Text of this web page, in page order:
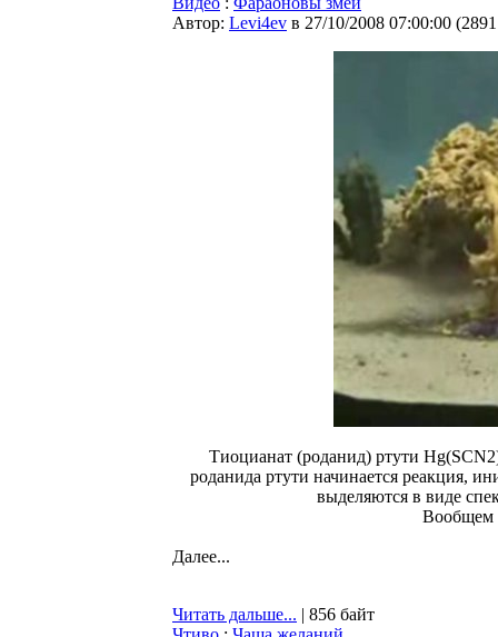
Автор: Levi4ev в 27/10/2008 07:00:00 (
Тиоцианат (роданид) ртути
роданида ртути начинается реакция,
выделяются в виде
Вообщем
Далее...
Читать дальше... | 856 байт